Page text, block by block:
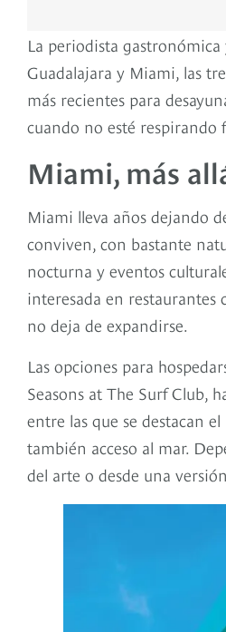
La periodista
Guadalajara y Miami, las
más recientes para
cuando no esté respirando
Miami, más
Miami lleva años dejando
conviven, con bastante
nocturna y eventos
interesada en restaurantes
no deja de expandirse.
Las opciones para
Seasons at The Surf Club,
entre las que se destacan
también acceso al mar.
del arte o desde una